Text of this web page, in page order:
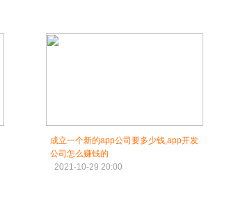
成立一个新的app公司要多少钱,app开发
公司怎么赚钱的
2021-10-29 20:00